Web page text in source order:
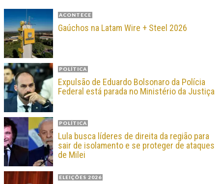
ACONTECE
Gaúchos na Latam Wire + Steel 2026
POLÍTICA
Expulsão de Eduardo Bolsonaro da Polícia
Federal está parada no Ministério da Justiça
POLÍTICA
Lula busca líderes de direita da região para
sair de isolamento e se proteger de ataques
de Milei
ELEIÇÕES 2026